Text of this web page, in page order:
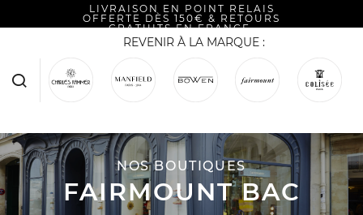
LIVRAISON EN POINT RELAIS
OFFERTE DÈS 150€ & RETOURS
GRATUITS EN FRANCE.
REVENIR À LA MARQUE :
NOS BOUTIQUES
FAIRMOUNT BAC